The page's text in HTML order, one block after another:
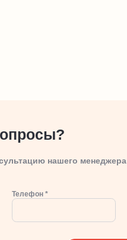
нашего менеджера
Телефон *